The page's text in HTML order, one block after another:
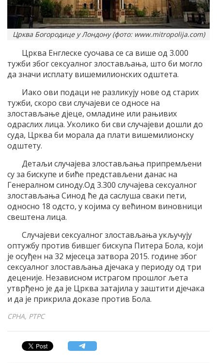
Црква Богородице у Лондону (фото: www.mitropolija.com)
Црква Енглеске суочава се са више од 3.000
тужби због сексуалног злостављања, што би могло
да значи исплату вишемилионских одштета.
Иако ови подаци не разликују нове од старих
тужби, скоро сви случајеви се односе на
злостављање дјеце, омладине или рањивих
одраслих лица. Уколико би сви случајеви дошли до
суда, Црква би морала да плати вишемилионску
одштету.
Детаљи случајева злостављања припремљени
су за бискупе и биће представљени данас на
Генералном синоду.Од 3.300 случајева сексуалног
злостављања Синод ће да саслуша сваки пети,
односно 18 одсто, у којима су већином виновници
свештена лица.
Случајеви сексуалног злостављања укључују
оптужбу против бившег бискупа Питера Бола, који
је осуђен на 32 мјесеца затвора 2015. године због
сексуалног злостављања дјечака у периоду од три
деценије. Независном истрагом прошлог љета
утврђено је да је Црква затајила у заштити дјечака
и да је прикрила доказе против Бола.
СРНА, РТРС